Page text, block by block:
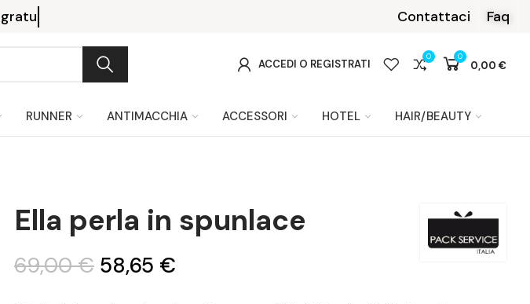
con PayPal o Klarna Contattaci Faq
ACCEDI O REGISTRATI
0 0
0,00 €
RUNNER ANTIMACCHIA ACCESSORI HOTEL HAIR/BEAUTY
Ella perla in spunlace
69,00 € 58,65 €